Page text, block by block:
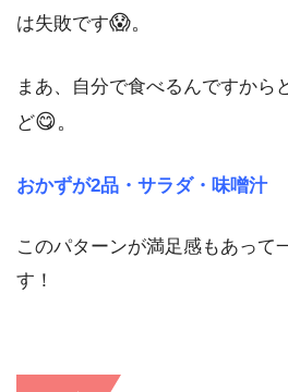
は失敗です😱。
まあ、自分で食べるんですから
ど😋。
おかずが2品・サラダ・味噌汁
このパターンが満足感もあって
す！